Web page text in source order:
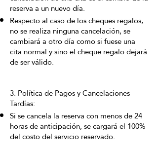
reserva a un nuevo día.
Respecto al caso de los cheques regalos,
no se realiza ninguna cancelación, se
cambiará a otro día como si fuese una
cita normal y sino el cheque regalo dejará
de ser válido.
3. Política de Pagos y Cancelaciones
Tardías:
Si se cancela la reserva con menos de 24
horas de anticipación, se cargará el 100%
del costo del servicio reservado.